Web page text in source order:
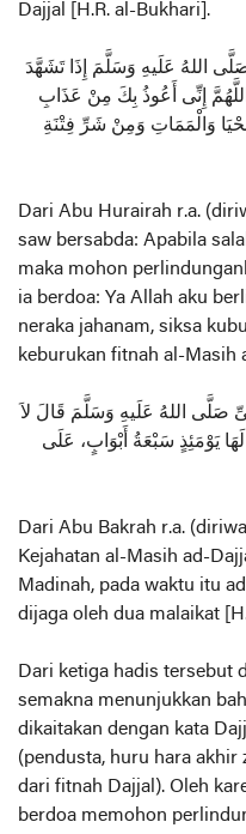
Dajjal [H.R. al-Bukhari].
اللهُ عَلَيهِ وَسَلَّمَ إِذَا تَشَهَّدَ
إِنِّى أَعُوذُ بِكَ مِنْ عَذَابِ
وَالْمَمَاتِ وَمِنْ شَرِّ فِتْنَةِ
Dari Abu Hurairah r.a.
saw bersabda: Apabila
maka mohon
ia berdoa: Ya Allah aku
neraka jahanam, siksa
keburukan fitnah al-Masih
صَلَّى اللهُ عَلَيهِ وَسَلَّمَ قَالَ لاَ
يَوْمَئِذٍ سَبْعَةُ أَبْوَابٍ، عَلَى
Dari Abu Bakrah r.a.
Kejahatan al-Masih ad-
Madinah, pada waktu itu
dijaga oleh dua malaikat
Dari ketiga hadis tersebut
semakna menunjukkan
dikaitakan dengan kata
(pendusta, huru hara akhir
dari fitnah Dajjal). Oleh
berdoa memohon